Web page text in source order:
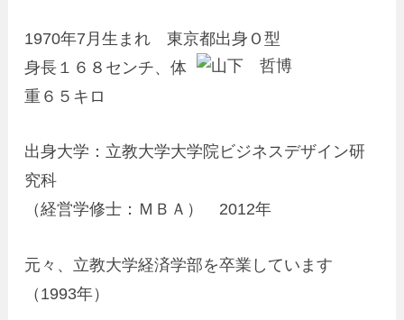
1970年7月生まれ 東京都出身Ｏ型
身長１６８センチ、体
重６５キロ
出身大学：立教大学大学院ビジネスデザイン研
究科
（経営学修士：ＭＢＡ） 2012年
元々、立教大学経済学部を卒業しています
（1993年）